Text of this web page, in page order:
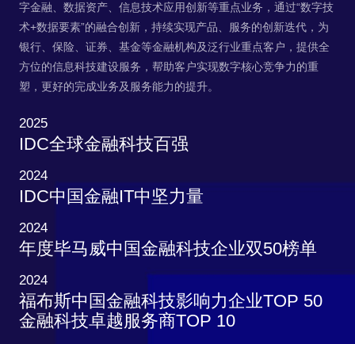
字金融、数据资产、信息技术应用创新等重点业务，通过“数字技
术+数据要素”的融合创新，持续实现产品、服务的创新迭代，为
银行、保险、证券、基金等金融机构及泛行业重点客户，提供全
方位的信息科技建设服务，帮助客户实现数字核心竞争力的重
塑，更好的完成业务及服务能力的提升。
2025
IDC全球金融科技百强
2024
IDC中国金融IT中坚力量
2024
年度毕马威中国金融科技企业双50榜单
2024
福布斯中国金融科技影响力企业TOP 50
金融科技卓越服务商TOP 10